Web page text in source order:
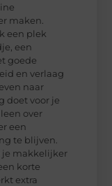
maken.
een plek
een
goede
en verlaag
naar
doet voor je
over
een
te blijven.
je makkelijker
korte
extra